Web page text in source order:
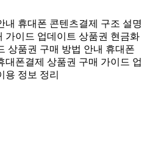
내 휴대폰 콘텐츠결제 구조 설명
가이드 업데이트 상품권 현금화
상품권 구매 방법 안내 휴대폰
대폰결제 상품권 구매 가이드 업
용 정보 정리